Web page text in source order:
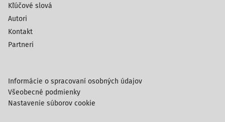
Kľúčové slová
Autori
Kontakt
Partneri
Informácie o spracovaní osobných údajov
Všeobecné podmienky
Nastavenie súborov cookie